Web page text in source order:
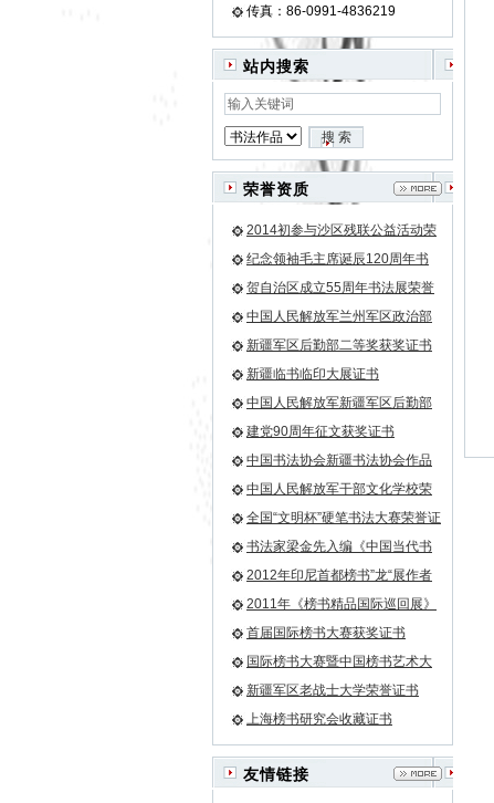
传真：86-0991-4836219
站内搜索
荣誉资质
2014初参与沙区残联公益活动荣
誉证书
纪念领袖毛主席诞辰120周年书
法作品邀请展金奖荣誉证书
贺自治区成立55周年书法展荣誉
证书
中国人民解放军兰州军区政治部
一等奖荣誉证书
新疆军区后勤部二等奖获奖证书
新疆临书临印大展证书
中国人民解放军新疆军区后勤部
荣誉证书
建党90周年征文获奖证书
中国书法协会新疆书法协会作品
入选证书
中国人民解放军干部文化学校荣
誉证书
全国“文明杯”硬笔书法大赛荣誉证
书
书法家梁金先入编《中国当代书
画家大辞典》
2012年印尼首都榜书”龙“展作者
—梁金先
2011年《榜书精品国际巡回展》
第一名
首届国际榜书大赛获奖证书
国际榜书大赛暨中国榜书艺术大
论坛收藏证书
新疆军区老战士大学荣誉证书
上海榜书研究会收藏证书
友情链接